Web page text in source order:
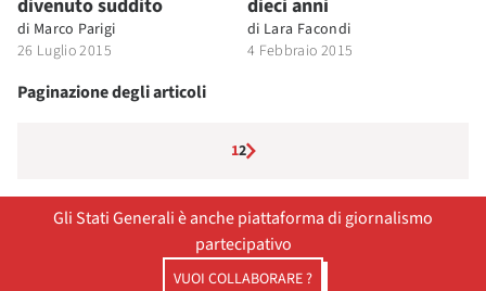
divenuto suddito
di Marco Parigi
26 Luglio 2015
dieci anni
di Lara Facondi
4 Febbraio 2015
Paginazione degli articoli
12
Gli Stati Generali è anche piattaforma di giornalismo
partecipativo
VUOI COLLABORARE ?